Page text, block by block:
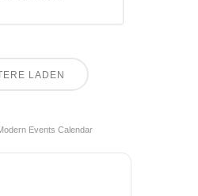
LADEN
Events Calendar